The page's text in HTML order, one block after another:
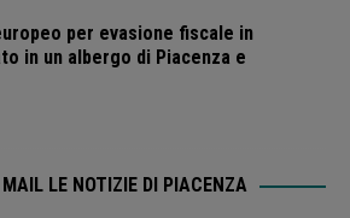
per evasione fiscale in
in un albergo di Piacenza e
LE NOTIZIE DI PIACENZA